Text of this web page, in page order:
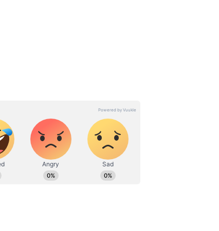
২২ ক্যারেট বনাম ২৪ ক্যারেট সোনা,
কেনার আগে এই পার্থক্যগুলো জেনে